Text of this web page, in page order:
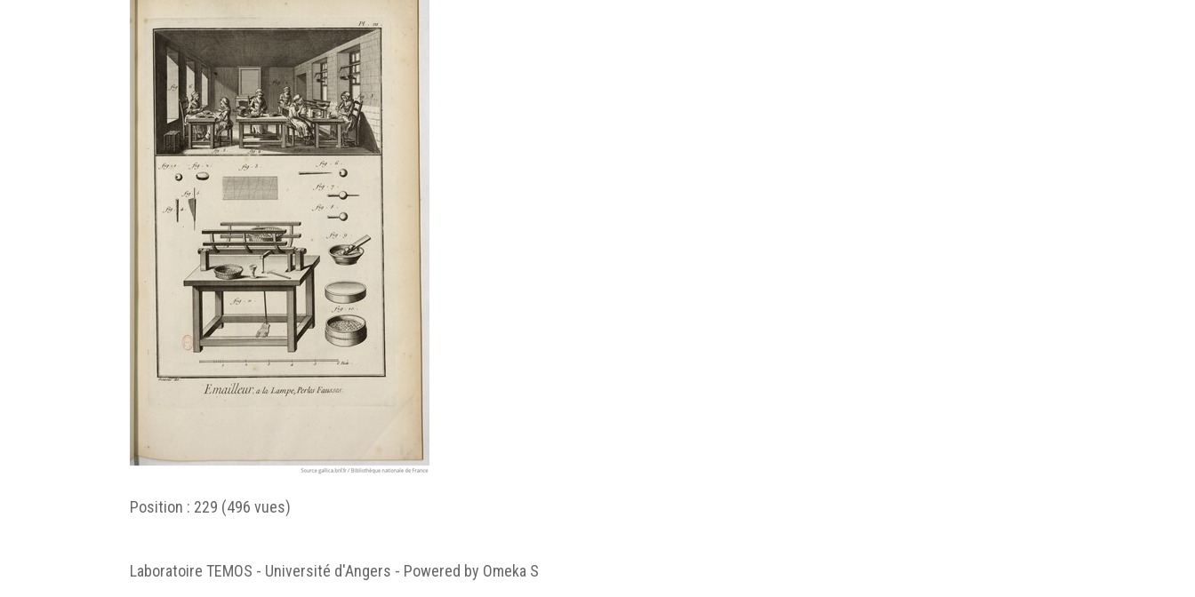
Position : 229 (496 vues)
Laboratoire TEMOS - Université d'Angers - Powered by Omeka S